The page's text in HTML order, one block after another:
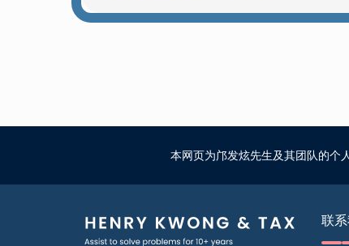
本网页为邝发炫先生及其团队的个
联